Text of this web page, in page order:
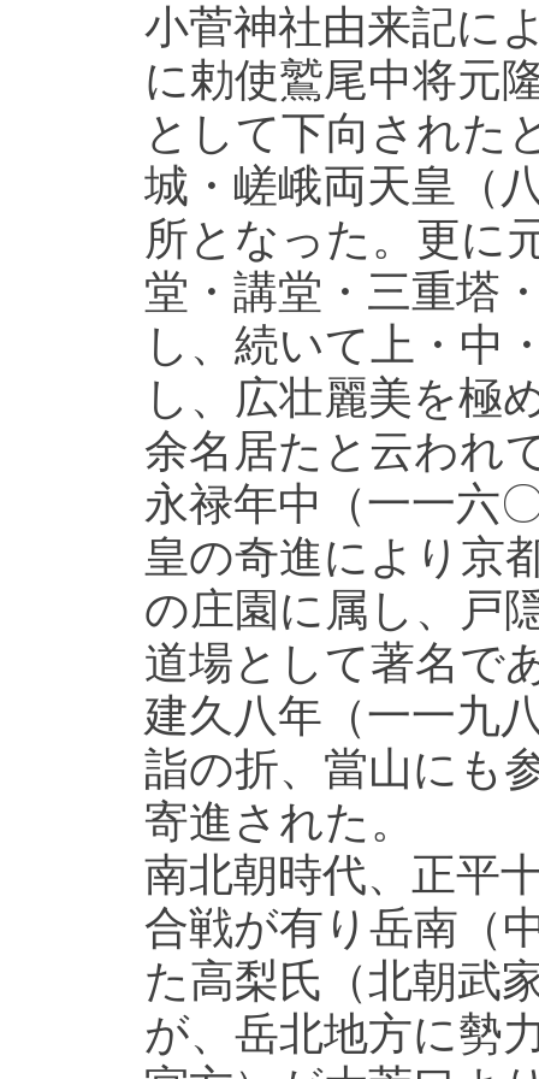
小菅神社由来記に
に勅使鷲尾中将元
として下向された
城・嵯峨両天皇（
所となった。更に
堂・講堂・三重塔
し、続いて上・中
し、広壮麗美を極
余名居たと云われ
永禄年中（一一六
皇の奇進により京
の庄園に属し、戸
道場として著名で
建久八年（一一九
詣の折、當山にも
寄進された。
南北朝時代、正平
合戦が有り岳南（
た高梨氏（北朝武
が、岳北地方に勢